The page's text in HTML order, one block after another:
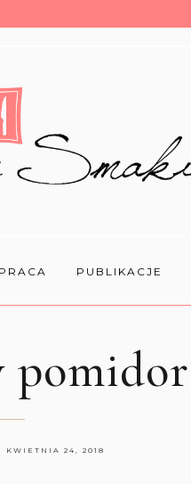
PUBLIKACJE
KWIETNIA 24, 2018